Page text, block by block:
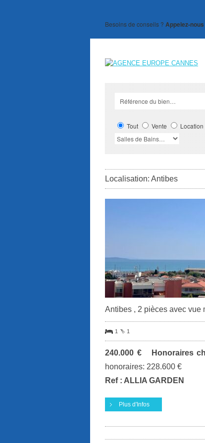
Besoins de conseils ? Appelez-nous
Tout Vente Location
Localisation: Antibes
Antibes , 2 pièces avec vue
1 1
240.000 € Honoraires
honoraires: 228.600 €
Ref : ALLIA GARDEN
Plus d'Infos